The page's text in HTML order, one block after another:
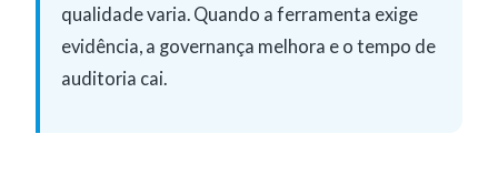
qualidade varia. Quando a ferramenta exige
evidência, a governança melhora e o tempo de
auditoria cai.